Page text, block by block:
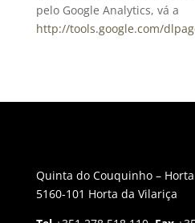
pelo Google Analytics, vá a
http://tools.google.com/
Quinta do Couquinho –
5160-101 Horta da Vilariça